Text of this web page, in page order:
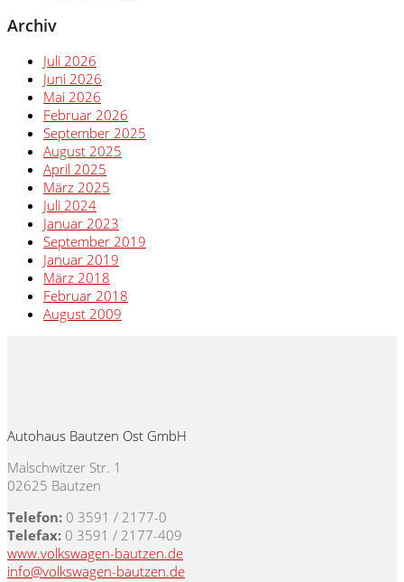
Archiv
Juli 2026
Juni 2026
Mai 2026
Februar 2026
September 2025
August 2025
April 2025
März 2025
Juli 2024
Januar 2023
September 2019
Januar 2019
März 2018
Februar 2018
August 2009
Autohaus Bautzen Ost GmbH
Malschwitzer Str. 1
02625 Bautzen
Telefon: 0 3591 / 2177-0
Telefax: 0 3591 / 2177-409
www.volkswagen-bautzen.de
info@volkswagen-bautzen.de